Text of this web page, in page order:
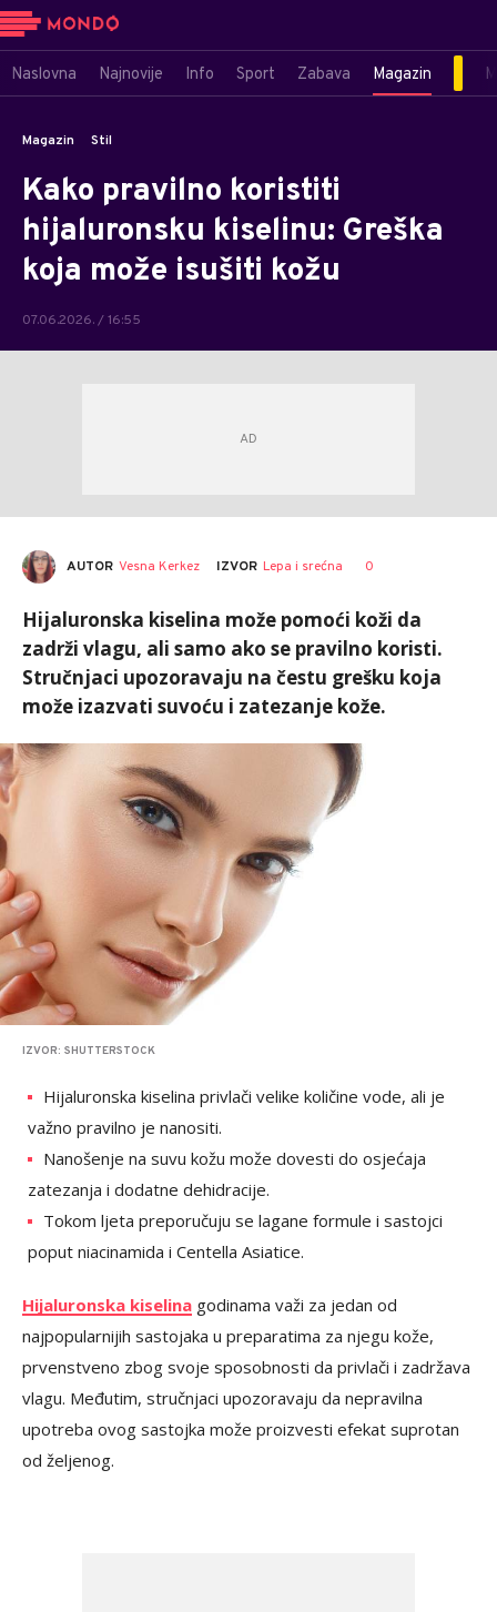
Naslovna Najnovije Info Sport Zabava Magazin
Magazin Stil
Kako pravilno koristiti
hijaluronsku kiselinu: Greška
koja može isušiti kožu
07.06.2026. / 16:55
AUTOR Vesna Kerkez IZVOR Lepa i srećna 0
Hijaluronska kiselina može pomoći koži da
zadrži vlagu, ali samo ako se pravilno koristi.
Stručnjaci upozoravaju na čestu grešku koja
može izazvati suvoću i zatezanje kože.
IZVOR: SHUTTERSTOCK
Hijaluronska kiselina privlači velike količine vode, ali je
važno pravilno je nanositi.
Nanošenje na suvu kožu može dovesti do osjećaja
zatezanja i dodatne dehidracije.
Tokom ljeta preporučuju se lagane formule i sastojci
poput niacinamida i Centella Asiatice.
Hijaluronska kiselina godinama važi za jedan od
najpopularnijih sastojaka u preparatima za njegu kože,
prvenstveno zbog svoje sposobnosti da privlači i zadržava
vlagu. Međutim, stručnjaci upozoravaju da nepravilna
upotreba ovog sastojka može proizvesti efekat suprotan
od željenog.